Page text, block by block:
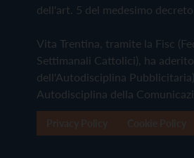
dell'art. 5 del medesimo decreto
Vita Trentina, tramite la Fisc
Settimanali Cattolici), ha
dell'Autodisciplina
Autodisciplina della